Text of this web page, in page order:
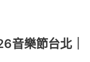
音樂節台北｜